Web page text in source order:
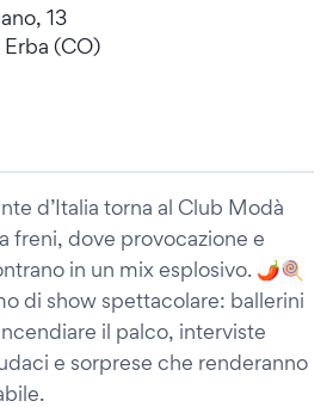
13
(CO)
d’Italia torna al Club Modà
freni, dove provocazione e
in un mix esplosivo. 🌶🍭
di show spettacolare: ballerini
il palco, interviste
e sorprese che renderanno